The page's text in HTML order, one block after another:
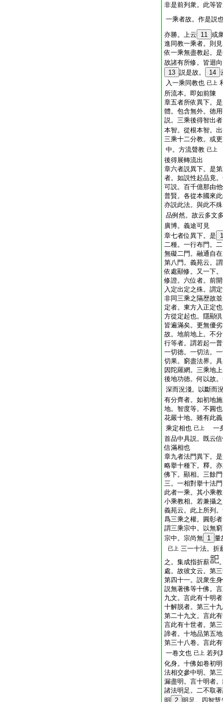
非是前列衆。此等
一乘者故。作是説
亦勝。上云 11 或
進同教一乘者。則
依一乘無盡教起。
故諸有所修。皆迴
13 説是故。 14
入一乘同教也 已上
所流本。即如前陳
章五者所依異下。
體。包含無外。徳
説。三乘後得智出
本智。從根本智。
三乘十二分教。或
中。方流聲教 已上
後得展轉流出
章六者説異下。是
者。如説性起品竟
可説。百千億那由
普賢。各從本國來
亦説此法。與此不
品例然。故云多文
廣博。義途可見
章七者位異下。是
二種。一行布門。
無礙二門。融通自
第八門。義苑云。
依處顯修。又一下
修證。六位者。前
入定出定之殊。謂
非同三乘之隔歴故
定者。東方入正定
方從定起也。隱顯
皆遍滿矣。更無優
故。地前地上。不
行等者。謂若起一
一切徳。一切法。
切果。窮盡法界。
因陀羅網。三乘地
後地功徳。何以故
深而況淺。以斷而
有分齊者。如初地
地。智度等。不圓
花嚴十地。雖有此
乘定相也 已上
一
首品中具説。既云
信滿相也
章九者法門異下。
略擧十種下。釋。
佛下。顯相。三餘
三。一相對擧十法
此者一乘。其小乘
小乘教相。若兼攝
義苑云。此上所列
爲三乘之權。圓彰
謂三乘宗中。以無
宗中。宗尚無 1 量
已上 三一十法。折
之。集成指折薪
處。故彼文云。第
第四十一。説衆生
説無著佛等十佛。
九文。言此有十明
十解脱者。第三十
第二十九文。言此
言此有十世者。第
諦者。十地品第五
第三十八卷。言此
一卷文也 已上 若列
化身。十佛如卷初
法相交參中明。第
漏盡明。言十明者
諸法明足。二不取
明
2 明足。四智